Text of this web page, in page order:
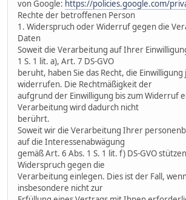
von Google: https://policies.google.com/
Rechte der betroffenen Person
1. Widerspruch oder Widerruf gegen die
Daten
Soweit die Verarbeitung auf Ihrer
1 S. 1 lit. a), Art. 7 DS-GVO
beruht, haben Sie das Recht, die
widerrufen. Die Rechtmäßigkeit der
aufgrund der Einwilligung bis zum Widerruf
Verarbeitung wird dadurch nicht
berührt.
Soweit wir die Verarbeitung Ihrer
auf die Interessenabwägung
gemäß Art. 6 Abs. 1 S. 1 lit. f) DS-GVO
Widerspruch gegen die
Verarbeitung einlegen. Dies ist der Fall,
insbesondere nicht zur